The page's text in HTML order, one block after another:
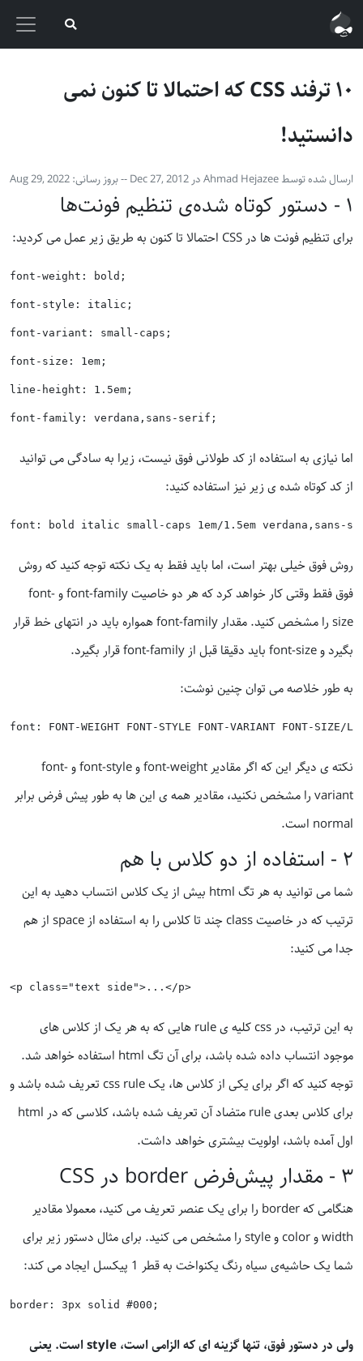
۱٠ ترفند CSS که احتمالا تا کنون نمی
دانستید!
ارسال شده توسطAhmad HejazeeدرDec 27, 2012-- بروز رسانی:‌Aug 29, 2022
١ - دستور کوتاه شده‌ی تنظیم فونت‌ها
برای تنظیم فونت ها در CSS احتمالا تا کنون به طریق زیر عمل می کردید:
font-weight: bold;
font-style: italic;
font-variant: small-caps;
font-size: 1em;
line-height: 1.5em;
اما نیازی به استفاده از کد طولانی فوق نیست، زیرا به سادگی می توانید
از کد کوتاه شده ی زیر نیز استفاده کنید:
روش فوق خیلی بهتر است، اما باید فقط به یک نکته توجه کنید که روش
فوق فقط وقتی کار خواهد کرد که هر دو خاصیت font-family و font-
size را مشخص کنید. مقدار font-family همواره باید در انتهای خط قرار
بگیرد و font-size باید دقیقا قبل از font-family قرار بگیرد.
به طور خلاصه می توان چنین نوشت:
نکته ی دیگر این که اگر مقادیر font-weight و font-style و font-
variant را مشخص نکنید، مقادیر همه ی این ها به طور پیش فرض برابر
normal است.
٢ - استفاده از دو کلاس با هم
شما می توانید به هر تگ html بیش از یک کلاس انتساب دهید به این
ترتیب که در خاصیت class چند تا کلاس را به استفاده از space از هم
جدا می کنید:
به این ترتیب، در css کلیه ی rule هایی که به هر یک از کلاس های
موجود انتساب داده شده باشد، برای آن تگ html استفاده خواهد شد.
توجه کنید که اگر برای یکی از کلاس ها، یک css rule تعریف شده باشد و
برای کلاس بعدی rule متضاد آن تعریف شده باشد، کلاسی که در html
اول آمده باشد، اولویت بیشتری خواهد داشت.
٣ - مقدار پیش‌فرض border در CSS
هنگامی که border را برای یک عنصر تعریف می کنید، معمولا مقادیر
width و color و style را مشخص می کنید. برای مثال دستور زیر برای
شما یک حاشیه‌ی سیاه رنگ یکنواخت به قطر 1 پیکسل ایجاد می کند:
ولی در دستور فوق، تنها گزینه ای که الزامی است، style است. یعنی